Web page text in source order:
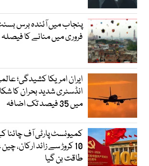
پنجاب میں آئندہ برس
فروری میں منانے کا فیصلہ
ایران امریکا کشیدگی؛
انڈسٹری شدید بحران کا
میں 35 فیصد تک اضافہ
10 کروڑ سے زائد ارکان،
طاقت بن گیا